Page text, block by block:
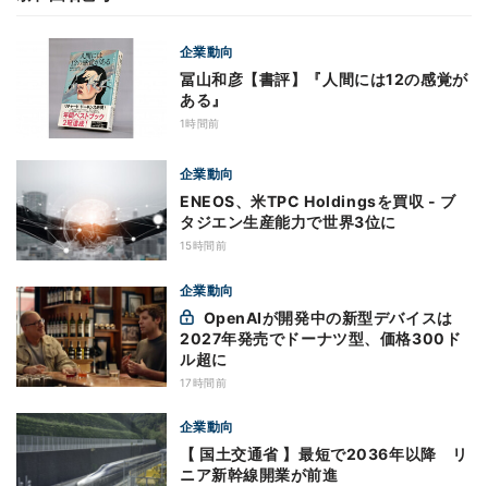
企業動向
冨山和彦【書評】『人間には12の感覚が
ある』
1時間前
企業動向
ENEOS、米TPC Holdingsを買収 - ブ
タジエン生産能力で世界3位に
15時間前
企業動向
2027年発売でドーナツ型、価格300ド
ル超に
17時間前
企業動向
【 国土交通省 】最短で2036年以降 リ
ニア新幹線開業が前進